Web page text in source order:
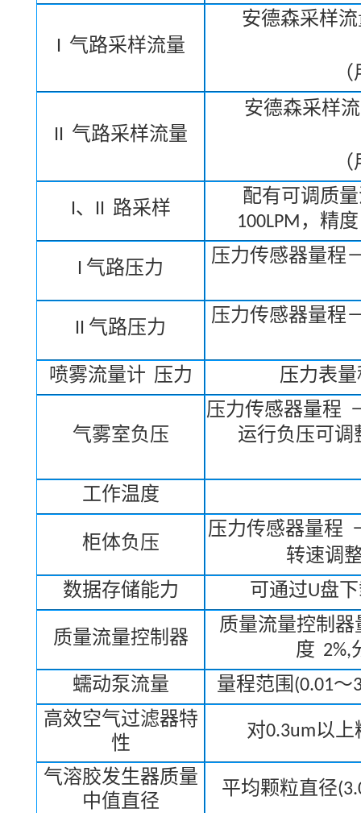
I 气路采样流量
安德森采样
II 气路采样流量
安德森采样
I、 II 路采样
配有可调质
100LPM ，精
I 气路压力
压力传感器量程
II 气路压力
压力传感器量程
喷雾流量计 压力 压力表量
气雾室负压
压力传感器量程
运行负压可调
工作温度
柜体负压
压力传感器量程
转速调
数据存储能力
可通过U盘
质量流量控制器
质量流量控制
度 2%,
蠕动泵流量
量程范围(0.01～
高效空气过滤器特
性
对0.3um以上
气溶胶发生器质量
中值直径
平均颗粒直径